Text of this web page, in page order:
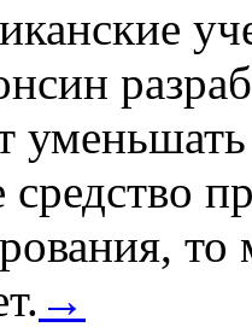
уменьшать
средство
то
→